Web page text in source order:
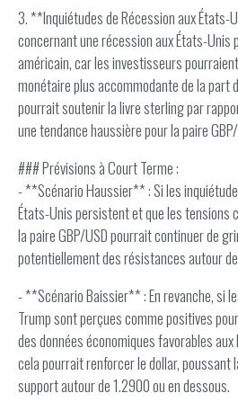
3. **Inquiétudes de Récession aux États-
concernant une récession aux États-
américain, car les investisseurs
monétaire plus accommodante de la part
pourrait soutenir la livre sterling par
une tendance haussière pour la paire
### Prévisions à Court Terme :
- **Scénario Haussier** : Si les
États-Unis persistent et que les tensions
la paire GBP/USD pourrait continuer de
potentiellement des résistances autour
- **Scénario Baissier** : En revanche, si
Trump sont perçues comme positives
des données économiques favorables
cela pourrait renforcer le dollar, poussant
support autour de 1.2900 ou en dessous.